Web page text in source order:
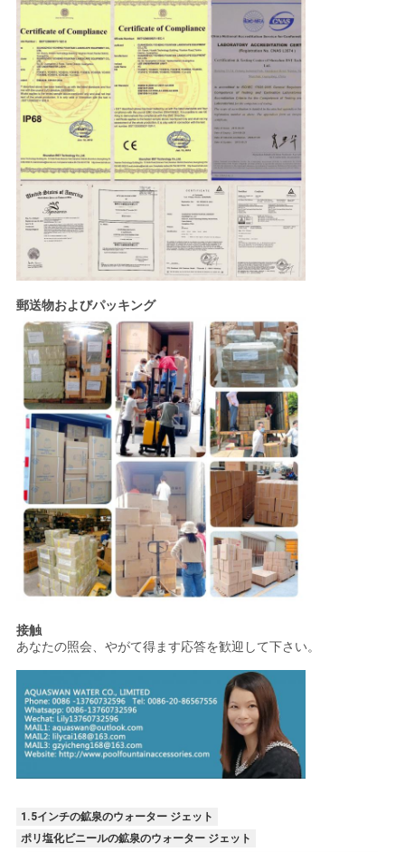
郵送物およびパッキング
接触
あなたの照会、やがて得ます応答を歓迎して下さい。
1.5インチの鉱泉のウォーター ジェット
ポリ塩化ビニールの鉱泉のウォーター ジェット